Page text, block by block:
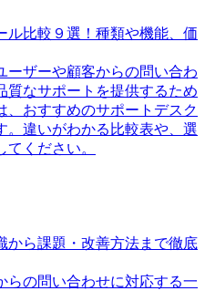
ル比較９選！種類や機能、価
ーザーや顧客からの問い合わ
質なサポートを提供するため
、おすすめのサポートデスク
。違いがわかる比較表や、選
ください。
から課題・改善方法まで徹底
らの問い合わせに対応する一